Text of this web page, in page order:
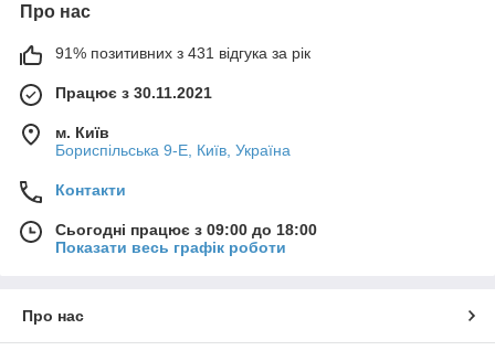
Про нас
91% позитивних з 431 відгука за рік
Працює з 30.11.2021
м. Київ
Бориспільська 9-Е, Київ, Україна
Контакти
Сьогодні працює з 09:00 до 18:00
Показати весь графік роботи
Про нас